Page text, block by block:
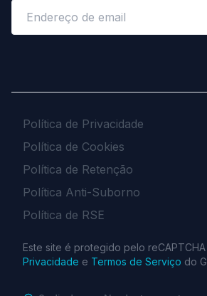
Política de Privacidade
Política de Cookies
Política de Retenção
Política Anti-Suborno
Política de RSE
Este site é protegido pelo
Privacidade e Termos de Serviço do